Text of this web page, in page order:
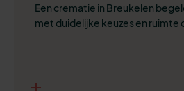
Een crematie in Breukelen
met duidelijke keuzes en ruimte